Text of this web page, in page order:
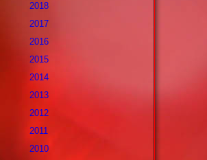
2018
2017
2016
2015
2014
2013
2012
2011
2010